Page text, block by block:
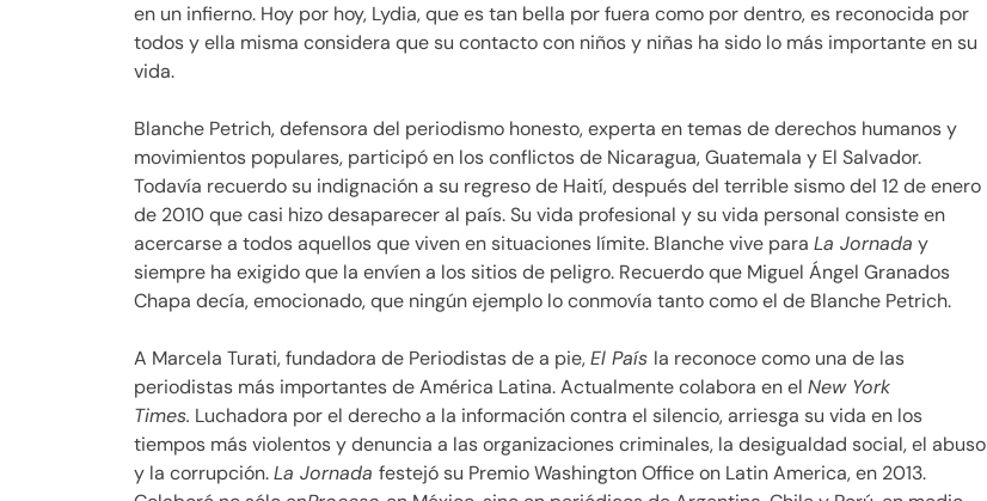
en un infierno. Hoy por hoy, Lydia, que es tan bella por fuera como por dentro, es reconocida por
todos y ella misma considera que su contacto con niños y niñas ha sido lo más importante en su
vida.
Blanche Petrich, defensora del periodismo honesto, experta en temas de derechos humanos y
movimientos populares, participó en los conflictos de Nicaragua, Guatemala y El Salvador.
Todavía recuerdo su indignación a su regreso de Haití, después del terrible sismo del 12 de enero
de 2010 que casi hizo desaparecer al país. Su vida profesional y su vida personal consiste en
acercarse a todos aquellos que viven en situaciones límite. Blanche vive para La Jornada y
siempre ha exigido que la envíen a los sitios de peligro. Recuerdo que Miguel Ángel Granados
Chapa decía, emocionado, que ningún ejemplo lo conmovía tanto como el de Blanche Petrich.
A Marcela Turati, fundadora de Periodistas de a pie,El País la reconoce como una de las
periodistas más importantes de América Latina. Actualmente colabora en el New York
Times. Luchadora por el derecho a la información contra el silencio, arriesga su vida en los
tiempos más violentos y denuncia a las organizaciones criminales, la desigualdad social, el abuso
y la corrupción.La Jornada festejó su Premio Washington Office on Latin America, en 2013.